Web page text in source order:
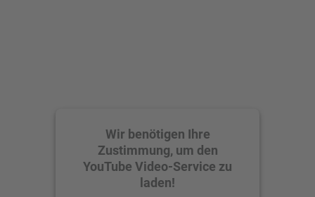
Wir benötigen Ihre
Zustimmung, um den
YouTube Video-Service zu
laden!